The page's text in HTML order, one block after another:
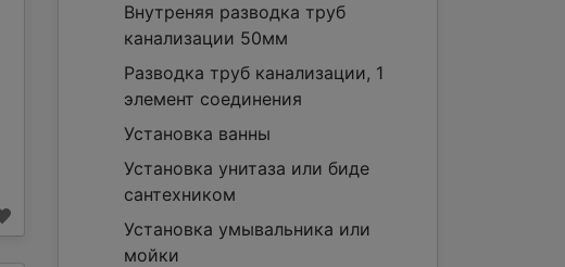
Внутреняя разводка труб
канализации 50мм
Разводка труб канализации, 1
элемент соединения
Установка ванны
Установка унитаза или биде
сантехником
Установка умывальника или
мойки